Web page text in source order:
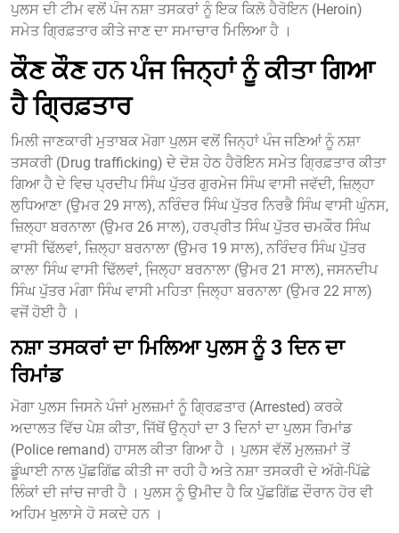
ਪੁਲਸ ਦੀ ਟੀਮ ਵਲੋਂ ਪੰਜ ਨਸ਼ਾ ਤਸਕਰਾਂ ਨੂੰ ਇਕ ਕਿਲੋ ਹੈਰੋਇਨ (Heroin)
ਸਮੇਤ ਗ੍ਰਿਫ਼ਤਾਰ ਕੀਤੇ ਜਾਣ ਦਾ ਸਮਾਚਾਰ ਮਿਲਿਆ ਹੈ ।
ਕੌਣ ਕੌਣ ਹਨ ਪੰਜ ਜਿਨ੍ਹਾਂ ਨੂੰ ਕੀਤਾ ਗਿਆ
ਹੈ ਗ੍ਰਿਫ਼ਤਾਰ
ਮਿਲੀ ਜਾਣਕਾਰੀ ਮੁਤਾਬਕ ਮੋਗਾ ਪੁਲਸ ਵਲੋਂ ਜਿਨ੍ਹਾਂ ਪੰਜ ਜਣਿਆਂ ਨੂੰ ਨਸ਼ਾ
ਤਸਕਰੀ (Drug trafficking) ਦੇ ਦੋਸ਼ ਹੇਠ ਹੈਰੋਇਨ ਸਮੇਤ ਗ੍ਰਿਫ਼ਤਾਰ ਕੀਤਾ
ਗਿਆ ਹੈ ਦੇ ਵਿਚ ਪ੍ਰਦੀਪ ਸਿੰਘ ਪੁੱਤਰ ਗੁਰਮੇਜ ਸਿੰਘ ਵਾਸੀ ਜਵੱਦੀ, ਜ਼ਿਲ੍ਹਾ
ਲੁਧਿਆਣਾ (ਉਮਰ 29 ਸਾਲ), ਨਰਿੰਦਰ ਸਿੰਘ ਪੁੱਤਰ ਨਿਰਭੈ ਸਿੰਘ ਵਾਸੀ ਘੁੰਨਸ,
ਜ਼ਿਲ੍ਹਾ ਬਰਨਾਲਾ (ਉਮਰ 26 ਸਾਲ), ਹਰਪ੍ਰੀਤ ਸਿੰਘ ਪੁੱਤਰ ਚਮਕੌਰ ਸਿੰਘ
ਵਾਸੀ ਢਿੱਲਵਾਂ, ਜ਼ਿਲ੍ਹਾ ਬਰਨਾਲਾ (ਉਮਰ 19 ਸਾਲ), ਨਰਿੰਦਰ ਸਿੰਘ ਪੁੱਤਰ
ਕਾਲਾ ਸਿੰਘ ਵਾਸੀ ਢਿੱਲਵਾਂ, ਜਿ਼ਲ੍ਹਾ ਬਰਨਾਲਾ (ਉਮਰ 21 ਸਾਲ), ਜਸਨਦੀਪ
ਸਿੰਘ ਪੁੱਤਰ ਮੰਗਾ ਸਿੰਘ ਵਾਸੀ ਮਹਿਤਾ ਜਿ਼ਲ੍ਹਾ ਬਰਨਾਲਾ (ਉਮਰ 22 ਸਾਲ)
ਵਜੋਂ ਹੋਈ ਹੈ ।
ਨਸ਼ਾ ਤਸਕਰਾਂ ਦਾ ਮਿਲਿਆ ਪੁਲਸ ਨੂੰ 3 ਦਿਨ ਦਾ
ਰਿਮਾਂਡ
ਮੋਗਾ ਪੁਲਸ ਜਿਸਨੇ ਪੰਜਾਂ ਮੁਲਜ਼ਮਾਂ ਨੂੰ ਗ੍ਰਿਫ਼ਤਾਰ (Arrested) ਕਰਕੇ
ਅਦਾਲਤ ਵਿੱਚ ਪੇਸ਼ ਕੀਤਾ, ਜਿੱਥੋਂ ਉਨ੍ਹਾਂ ਦਾ 3 ਦਿਨਾਂ ਦਾ ਪੁਲਸ ਰਿਮਾਂਡ
(Police remand) ਹਾਸਲ ਕੀਤਾ ਗਿਆ ਹੈ । ਪੁਲਸ ਵੱਲੋਂ ਮੁਲਜ਼ਮਾਂ ਤੋਂ
ਡੂੰਘਾਈ ਨਾਲ ਪੁੱਛਗਿੱਛ ਕੀਤੀ ਜਾ ਰਹੀ ਹੈ ਅਤੇ ਨਸ਼ਾ ਤਸਕਰੀ ਦੇ ਅੱਗੇ-ਪਿੱਛੇ
ਲਿੰਕਾਂ ਦੀ ਜਾਂਚ ਜਾਰੀ ਹੈ । ਪੁਲਸ ਨੂੰ ਉਮੀਦ ਹੈ ਕਿ ਪੁੱਛਗਿੱਛ ਦੌਰਾਨ ਹੋਰ ਵੀ
ਅਹਿਮ ਖੁਲਾਸੇ ਹੋ ਸਕਦੇ ਹਨ ।